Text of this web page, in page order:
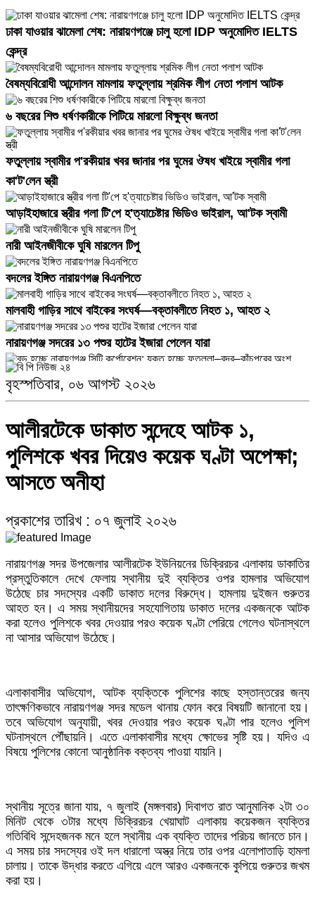
ঢাকা যাওয়ার ঝামেলা শেষ: নারায়ণগঞ্জে চালু হলো IDP অনুমোদিত IELTS
কেন্দ্র
বৈষম্যবিরোধী আন্দোলন মামলায় ফতুল্লায় শ্রমিক লীগ নেতা পলাশ আটক
৬ বছরের শিশু ধর্ষণকারীকে পিটিয়ে মারলো বিক্ষুব্ধ জনতা
ফতুল্লায় স্বামীর প'রকীয়ার খবর জানার পর ঘুমের ঔষধ খাইয়ে স্বামীর গলা
কা'ট'লেন স্ত্রী
আড়াইহাজারে স্ত্রীর গলা টি'পে হ'ত্যাচেষ্টার ভিডিও ভাইরাল, আ'টক স্বামী
নারী আইনজীবীকে ঘুষি মারলেন টিপু
বদলের ইঙ্গিত নারায়ণগঞ্জ বিএনপিতে
মালবাহী গাড়ির সাথে বাইকের সংঘর্ষ—বক্তাবলীতে নিহত ১, আহত ২
নারায়ণগঞ্জ সদরের ১৩ পশুর হাটের ইজারা পেলেন যারা
বড় হচ্ছে নারায়ণগঞ্জ সিটি কর্পোরেশন: যুক্ত হচ্ছে ফতুল্লা–বন্দর–কাঁচপুরের
অংশ
ফতুল্লায় ১০ পাতা হেরোইনসহ মাদক ব্যবসায়ী মোহন গ্রেপ্তার
তোলারাম কলেজে ছাত্রশিবির নেতাদের ওপর ছাত্রদলের হামলার নিন্দা জানিয়ে
তদন্তের দাবি নারায়ণগঞ্জ জামায়াতের
সিটি পার্কের ব্রিজ সংলগ্ন গেট খুলে দেওয়ার দাবিতে দেওভোগ-পাক্কা রোড-
বাবুরাইলবাসীর গণস্বাক্ষর
ডিক্রীরচর বাইতুল কুরআন কওমি মাদ্রাসার ২০২৬-২৭ ইং শিক্ষাবর্ষের সকল
শ্রেণীর প্রথম সাময়িক পরীক্ষার ফলাফল ঘোষণা হয়েছে
তোলারাম সংঘর্ষে পাঁচ দফা দাবি জানাল ছাত্র ফেডারেশন
জুলাই গণঅভ্যুত্থান দিবসে নারায়ণগঞ্জে ১১ দলীয় ঐক্যের সমাবেশ
প্রিপেইড মিটার বাতিলের দাবিতে ১১ আগস্ট গণমিছিল ঘোষণা
আঘাতের পরও প্রতিহিংসার রাজনীতি চাই না: মাসুকুল রাজীব
বৃহস্পতিবার, ০৬ আগস্ট ২০২৬
আলীরটেকে ডাকাত সন্দেহে আটক ১,
পুলিশকে খবর দিয়েও কয়েক ঘণ্টা অপেক্ষা;
আসতে অনীহা
প্রকাশের তারিখ : ০৭ জুলাই ২০২৬
নারায়ণগঞ্জ সদর উপজেলার আলীরটেক ইউনিয়নের ডিক্রিরচর এলাকায় ডাকাতির
প্রস্তুতিকালে দেখে ফেলায় স্থানীয় দুই ব্যক্তির ওপর হামলার অভিযোগ
উঠেছে চার সদস্যের একটি ডাকাত দলের বিরুদ্ধে। হামলায় দুইজন গুরুতর
আহত হন। এ সময় স্থানীয়দের সহযোগিতায় ডাকাত দলের একজনকে আটক
করা হলেও পুলিশকে খবর দেওয়ার পরও কয়েক ঘণ্টা পেরিয়ে গেলেও ঘটনাস্থলে
না আসার অভিযোগ উঠেছে।
এলাকাবাসীর অভিযোগ, আটক ব্যক্তিকে পুলিশের কাছে হস্তান্তরের জন্য
তাৎক্ষণিকভাবে নারায়ণগঞ্জ সদর মডেল থানায় ফোন করে বিষয়টি জানানো হয়।
তবে অভিযোগ অনুযায়ী, খবর দেওয়ার পরও কয়েক ঘণ্টা পার হলেও পুলিশ
ঘটনাস্থলে পৌঁছায়নি। এতে এলাকাবাসীর মধ্যে ক্ষোভের সৃষ্টি হয়। যদিও এ
বিষয়ে পুলিশের কোনো আনুষ্ঠানিক বক্তব্য পাওয়া যায়নি।
স্থানীয় সূত্রে জানা যায়, ৭ জুলাই (মঙ্গলবার) দিবাগত রাত আনুমানিক ২টা ৩০
মিনিট থেকে ৩টার মধ্যে ডিক্রিরচর খেয়াঘাট এলাকায় কয়েকজন ব্যক্তির
গতিবিধি সন্দেহজনক মনে হলে স্থানীয় এক ব্যক্তি তাদের পরিচয় জানতে চান।
এ সময় চার সদস্যের ওই দল ধারালো অস্ত্র নিয়ে তার ওপর এলোপাতাড়ি হামলা
চালায়। তাকে উদ্ধার করতে এগিয়ে এলে আরও একজনকে কুপিয়ে গুরুতর জখম
করা হয়।